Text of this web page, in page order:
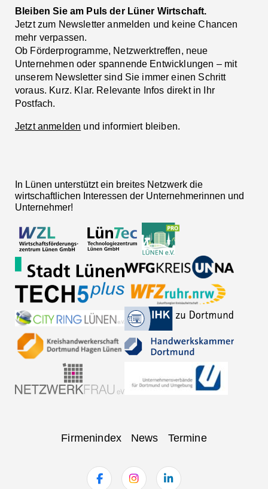
Bleiben Sie am Puls der Lüner Wirtschaft.
Jetzt zum Newsletter anmelden und keine Chancen
mehr verpassen.
Ob Förderprogramme, Netzwerktreffen, neue
Unternehmen oder spannende Entwicklungen – mit
unserem Newsletter sind Sie immer einen Schritt
voraus. Kurz. Klar. Relevante Infos direkt in Ihr
Postfach.
Jetzt anmelden und informiert bleiben.
In Lünen unterstützt ein breites Netzwerk die
wirtschaftlichen Interessen der Unternehmerinnen und
Unternehmer!
Firmenindex News Termine